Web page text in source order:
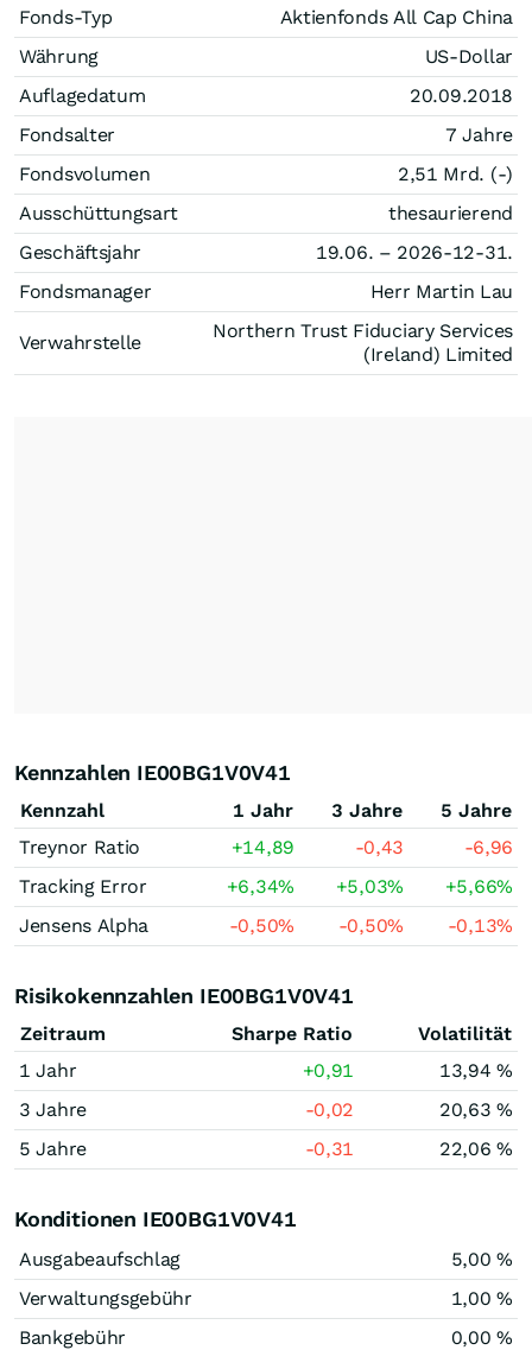
Fonds-Typ
Aktienfonds All Cap China
Währung
US-Dollar
Auflagedatum
20.09.2018
Fondsalter
7 Jahre
Fondsvolumen
2,51 Mrd. (-)
Ausschüttungsart
thesaurierend
Geschäftsjahr
19.06. – 2026-12-31.
Fondsmanager
Herr Martin Lau
Verwahrstelle
Northern Trust Fiduciary Services
(Ireland) Limited
Kennzahlen IE00BG1V0V41
Kennzahl 1 Jahr 3 Jahre
5 Jahre
Treynor Ratio
+14,89 -0,43
-6,96
Tracking Error
+6,34% +5,03% +5,66%
Jensens Alpha
-0,50% -0,50% -0,13%
Risikokennzahlen IE00BG1V0V41
Zeitraum Sharpe Ratio
Volatilität
1 Jahr
+0,91
13,94 %
3 Jahre
-0,02
20,63 %
5 Jahre
-0,31 22,06 %
Konditionen IE00BG1V0V41
Ausgabeaufschlag
5,00 %
Verwaltungsgebühr
1,00 %
Bankgebühr
0,00 %